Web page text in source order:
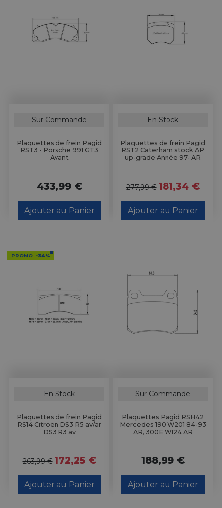
Sur Commande
Plaquettes de frein Pagid
RST3 - Porsche 991 GT3
Avant
433,99 €
Ajouter au Panier
En Stock
Plaquettes de frein Pagid
RST2 Caterham stock AP
up-grade Année 97- AR
277,99 € 181,34 €
Ajouter au Panier
PROMO -34%
En Stock
Plaquettes de frein Pagid
RS14 Citroën DS3 R5 av/ar
DS3 R3 av
263,99 € 172,25 €
Ajouter au Panier
Sur Commande
Plaquettes Pagid RSH42
Mercedes 190 W201 84-93
AR, 300E W124 AR
188,99 €
Ajouter au Panier